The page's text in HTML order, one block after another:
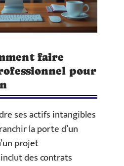
faire
pour
ses actifs intangibles
la porte d’un
projet
des contrats